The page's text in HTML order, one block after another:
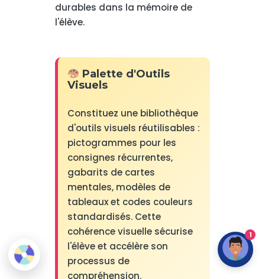
durables dans la mémoire de
l'élève.
Palette d'Outils
Visuels
Constituez une bibliothèque
d'outils visuels réutilisables :
pictogrammes pour les
consignes récurrentes,
gabarits de cartes
mentales, modèles de
tableaux et codes couleurs
standardisés. Cette
cohérence visuelle sécurise
l'élève et accélère son
processus de
compréhension.
1